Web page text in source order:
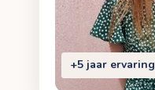
+5 jaar ervaring